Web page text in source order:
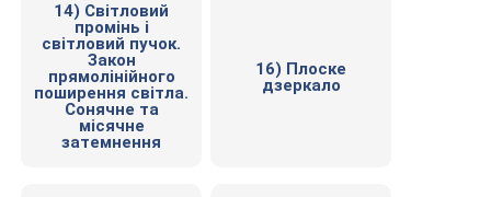
14) Світловий
промінь і
світловий пучок.
Закон
прямолінійного
поширення світла.
Сонячне та
місячне
затемнення
16) Плоске
дзеркало